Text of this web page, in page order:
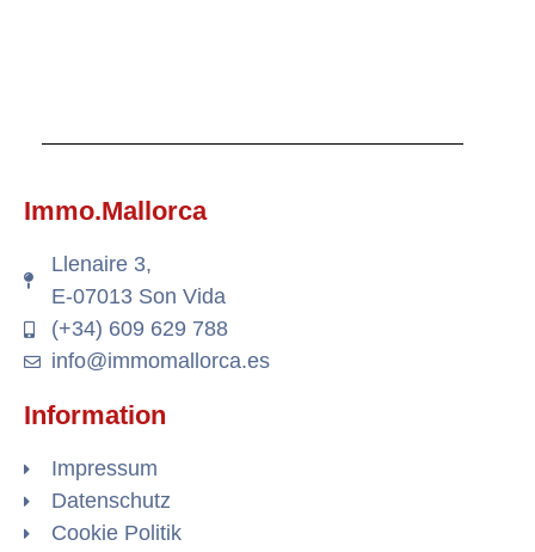
Immo.Mallorca
Llenaire 3,
E-07013 Son Vida
(+34) 609 629 788
info@immomallorca.es
Information
Impressum
Datenschutz
Cookie Politik